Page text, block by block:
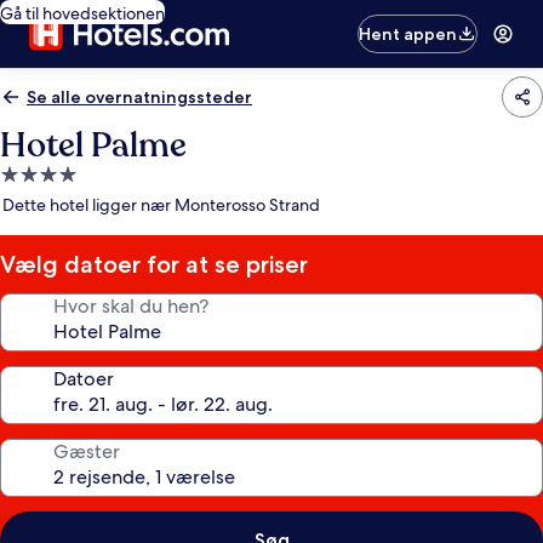
Gå til hovedsektionen
Hent appen
Se alle overnatningssteder
Hotel Palme
4.0-
stjernet
Dette hotel ligger nær Monterosso Strand
Vælg datoer for at se priser
Hvor skal du hen?
Datoer
Gæster